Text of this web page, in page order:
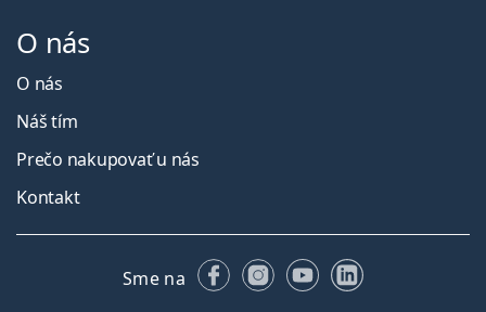
O nás
O nás
Náš tím
Prečo nakupovať u nás
Kontakt
Sme na FacebookuInstagrame
YouTubeLinkedIn